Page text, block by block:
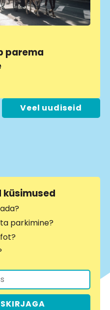
parema
Veel uudiseid
parkimine?